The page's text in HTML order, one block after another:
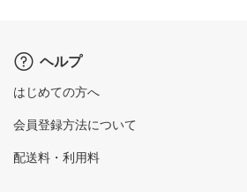
ヘルプ
はじめての方へ
会員登録方法について
配送料・利用料